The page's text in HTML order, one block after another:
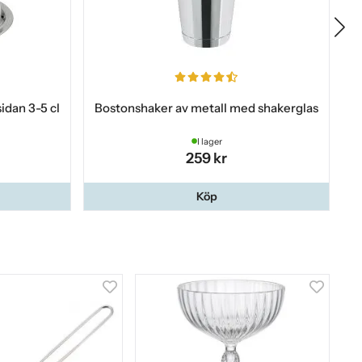
3-5 cl Bostonshaker av metall med shakerglas
I lager
259 kr
Köp